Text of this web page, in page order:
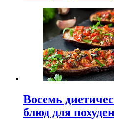
Восемь
блюд для